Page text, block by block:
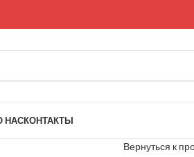
НАСКОНТАКТЫ
Вернуться к